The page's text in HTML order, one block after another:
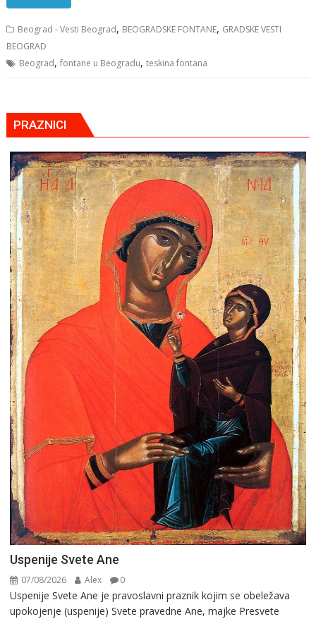
Beograd - Vesti Beograd, BEOGRADSKE FONTANE, GRADSKE VESTI
BEOGRAD
Beograd,fontane u Beogradu,teskina fontana
PRAZNICI
Uspenije Svete Ane
07/08/2026 Alex 0
Uspenije Svete Ane je pravoslavni praznik kojim se obeležava
upokojenje (uspenije) Svete pravedne Ane, majke Presvete